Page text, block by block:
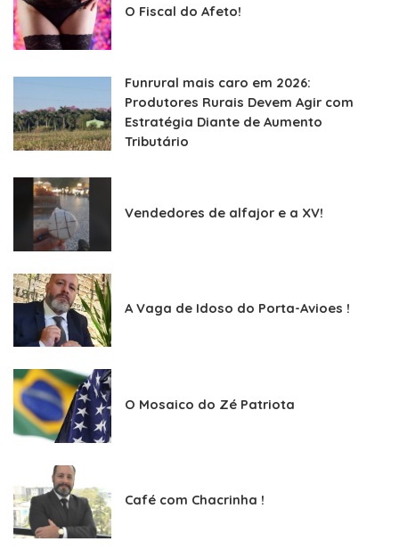
O Fiscal do Afeto!
Funrural mais caro em 2026:
Produtores Rurais Devem Agir com
Estratégia Diante de Aumento
Tributário
Vendedores de alfajor e a XV!
A Vaga de Idoso do Porta-Avioes !
O Mosaico do Zé Patriota
Café com Chacrinha !